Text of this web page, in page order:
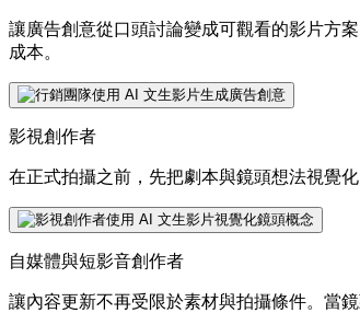
讓廣告創意從口頭討論變成可觀看的影片方
成本。
影視創作者
在正式拍攝之前，先把劇本與鏡頭想法視覺
自媒體與短影音創作者
讓內容更新不再受限於素材與拍攝條件。當